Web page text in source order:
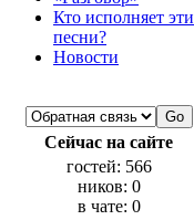
Кто исполняет эти
песни?
Новости
Сейчас на сайте
гостей: 566
ников: 0
в чате: 0